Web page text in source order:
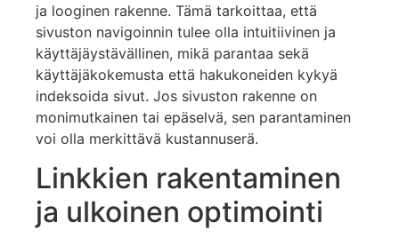
ja looginen rakenne. Tämä tarkoittaa, että
sivuston navigoinnin tulee olla intuitiivinen ja
käyttäjäystävällinen, mikä parantaa sekä
käyttäjäkokemusta että hakukoneiden kykyä
indeksoida sivut. Jos sivuston rakenne on
monimutkainen tai epäselvä, sen parantaminen
voi olla merkittävä kustannuserä.
Linkkien rakentaminen
ja ulkoinen optimointi